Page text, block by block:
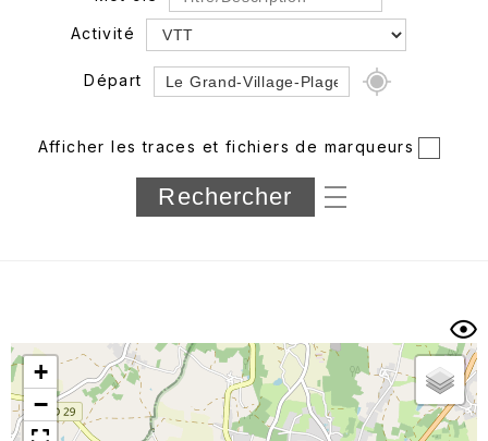
Activité
Départ
Département
Longueur min/max
Trier par
Horodatage Photos
Afficher les traces et fichiers de marqueurs
+
−